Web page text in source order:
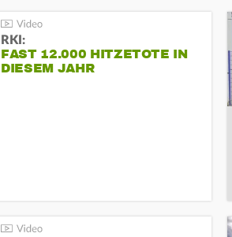
RKI:
FAST 12.000 HITZETOTE IN
DIESEM JAHR